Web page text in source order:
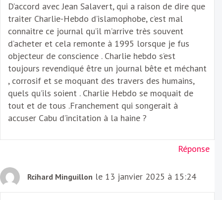
D’accord avec Jean Salavert, qui a raison de dire que
traiter Charlie-Hebdo d’islamophobe, c’est mal
connaitre ce journal qu’il m’arrive très souvent
d’acheter et cela remonte à 1995 lorsque je fus
objecteur de conscience . Charlie hebdo s’est
toujours revendiqué être un journal bête et méchant
, corrosif et se moquant des travers des humains,
quels qu’ils soient . Charlie Hebdo se moquait de
tout et de tous .Franchement qui songerait à
accuser Cabu d’incitation à la haine ?
Réponse
Rcihard Minguillon le 13 janvier 2025 à 15:24